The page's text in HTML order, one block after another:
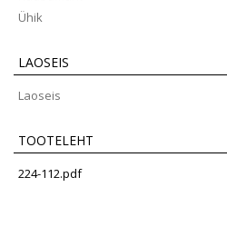
Ühik
LAOSEIS
Laoseis
TOOTELEHT
224-112.pdf